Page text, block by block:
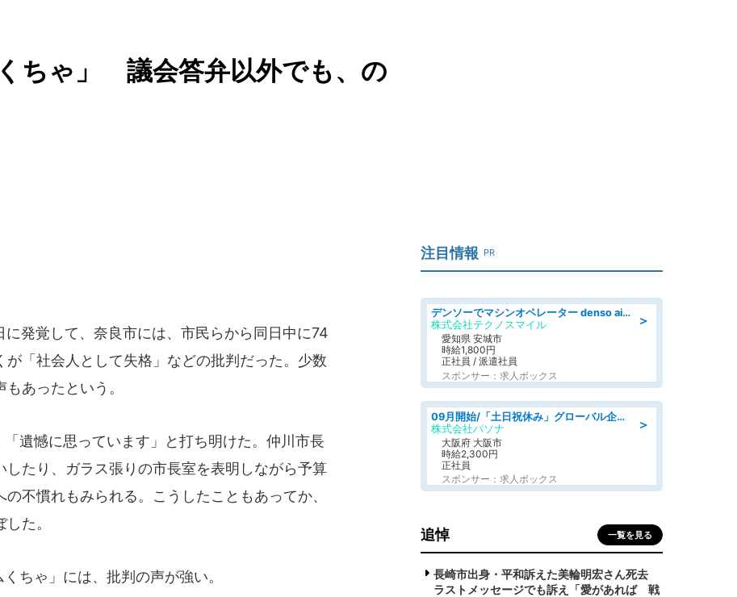
ちゃ」 議会答弁以外でも、の
発覚して、奈良市には、市民らから同日中に74
「社会人として失格」などの批判だった。少数
あったという。
遺憾に思っています」と打ち明けた。仲川市長
たり、ガラス張りの市長室を表明しながら予算
不慣れもみられる。こうしたこともあってか、
た。
ちゃ」には、批判の声が強い。
注目情報 PR
＞
デンソーでマシンオペレーター denso aichi
株式会社テクノスマイル
愛知県 安城市
時給1,800円
正社員 / 派遣社員
スポンサー：求人ボックス
＞
09月開始/「土日祝休み」グローバル企業での産業保健のお仕事/保健師/高時給/残業なし/服装自由
株式会社パソナ
大阪府 大阪市
時給2,300円
正社員
スポンサー：求人ボックス
追悼 一覧を見る
長崎市出身・平和訴えた美輪明宏さん死去
ラストメッセージでも訴え「愛があれば 戦